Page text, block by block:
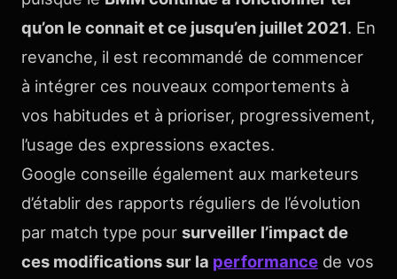
qu’on le connait et ce jusqu’en juillet 2021. En
revanche, il est recommandé de commencer
à intégrer ces nouveaux comportements à
vos habitudes et à prioriser, progressivement,
l’usage des expressions exactes.
Google conseille également aux marketeurs
d’établir des rapports réguliers de l’évolution
par match type pour surveiller l’impact de
ces modifications sur la performance de vos